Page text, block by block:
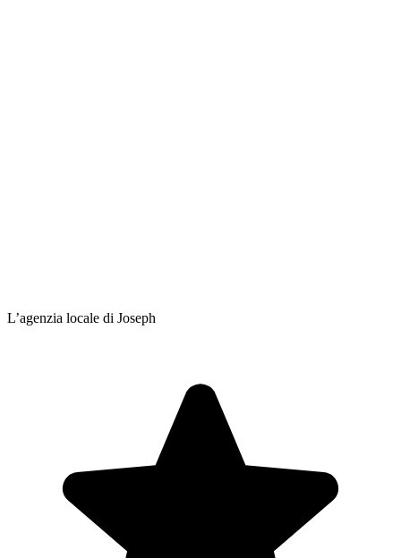
L’agenzia locale di Joseph